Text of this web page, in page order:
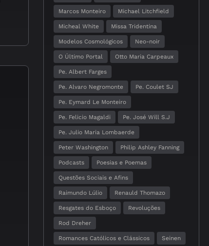
Marcos Monteiro Michael Litchfield
Micheal White Missa Tridentina
Modelos Cosmológicos Neo-noir
O Último Portal Otto Maria Carpeaux
Pe. Albert Farges
Pe. Alvaro Negromonte Pe. Coulet SJ
Pe. Eymard Le Monteiro
Pe. Felicio Magaldi Pe. José Will S.J
Pe. Julio Maria Lombaerde
Peter Washington Philip Ashley Fanning
Podcasts Poesias e Poemas
Questões Sociais e Afins
Raimundo Lúlio Renauld Thomazo
Resgates do Esboço Revoluções
Rod Dreher
Romances Católicos e Clássicos Seinen